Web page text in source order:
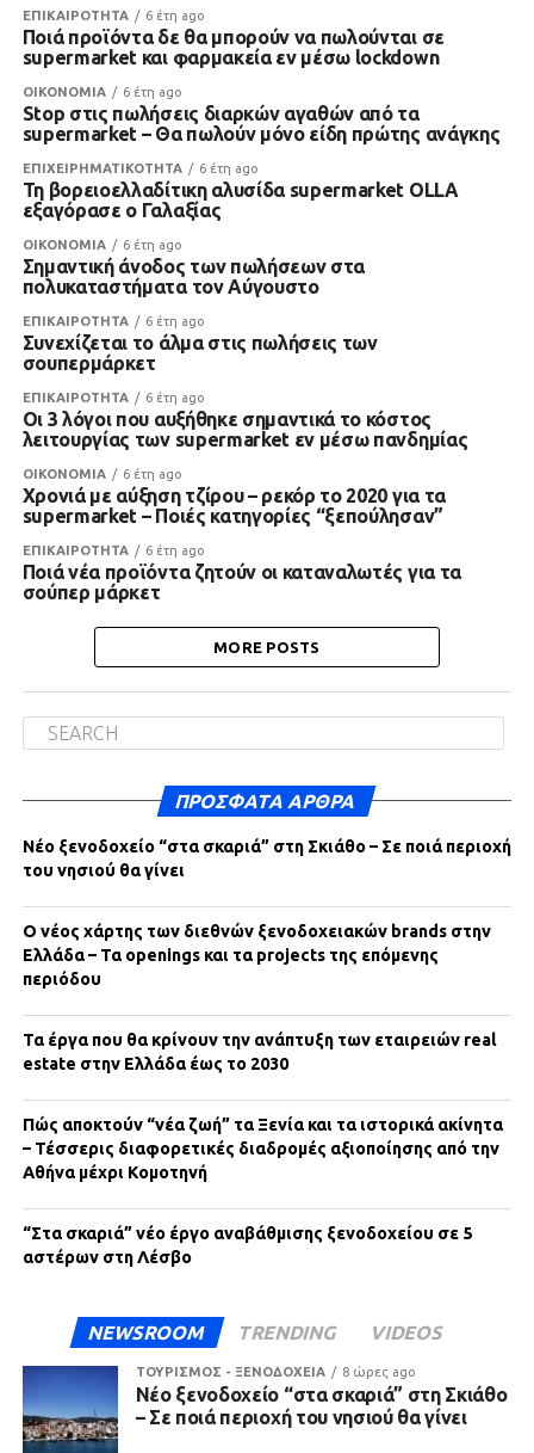
ΕΠΙΚΑΙΡΟΤΗΤΑ 6 έτη ago
Ποιά προϊόντα δε θα μπορούν να πωλούνται σε
supermarket και φαρμακεία εν μέσω lockdown
ΟΙΚΟΝΟΜΙΑ 6 έτη ago
Stop στις πωλήσεις διαρκών αγαθών από τα
supermarket – Θα πωλούν μόνο είδη πρώτης ανάγκης
ΕΠΙΧΕΙΡΗΜΑΤΙΚΟΤΗΤΑ 6 έτη ago
Τη βορειοελλαδίτικη αλυσίδα supermarket OLLA
εξαγόρασε ο Γαλαξίας
ΟΙΚΟΝΟΜΙΑ 6 έτη ago
Σημαντική άνοδος των πωλήσεων στα
πολυκαταστήματα τον Αύγουστο
ΕΠΙΚΑΙΡΟΤΗΤΑ 6 έτη ago
Συνεχίζεται το άλμα στις πωλήσεις των
σουπερμάρκετ
ΕΠΙΚΑΙΡΟΤΗΤΑ 6 έτη ago
Οι 3 λόγοι που αυξήθηκε σημαντικά το κόστος
λειτουργίας των supermarket εν μέσω πανδημίας
ΟΙΚΟΝΟΜΙΑ 6 έτη ago
Χρονιά με αύξηση τζίρου – ρεκόρ το 2020 για τα
supermarket – Ποιές κατηγορίες “ξεπούλησαν”
ΕΠΙΚΑΙΡΟΤΗΤΑ 6 έτη ago
Ποιά νέα προϊόντα ζητούν οι καταναλωτές για τα
σούπερ μάρκετ
MORE POSTS
ΠΡΌΣΦΑΤΑ ΆΡΘΡΑ
Νέο ξενοδοχείο “στα σκαριά” στη Σκιάθο – Σε ποιά περιοχή
του νησιού θα γίνει
Ο νέος χάρτης των διεθνών ξενοδοχειακών brands στην
Ελλάδα – Τα openings και τα projects της επόμενης
περιόδου
Τα έργα που θα κρίνουν την ανάπτυξη των εταιρειών real
estate στην Ελλάδα έως το 2030
Πώς αποκτούν “νέα ζωή” τα Ξενία και τα ιστορικά ακίνητα
– Τέσσερις διαφορετικές διαδρομές αξιοποίησης από την
Αθήνα μέχρι Κομοτηνή
“Στα σκαριά” νέο έργο αναβάθμισης ξενοδοχείου σε 5
αστέρων στη Λέσβο
NEWSROOM TRENDING VIDEOS
ΤΟΥΡΙΣΜΟΣ - ΞΕΝΟΔΟΧΕΙΑ 8 ώρες ago
Νέο ξενοδοχείο “στα σκαριά” στη Σκιάθο
– Σε ποιά περιοχή του νησιού θα γίνει